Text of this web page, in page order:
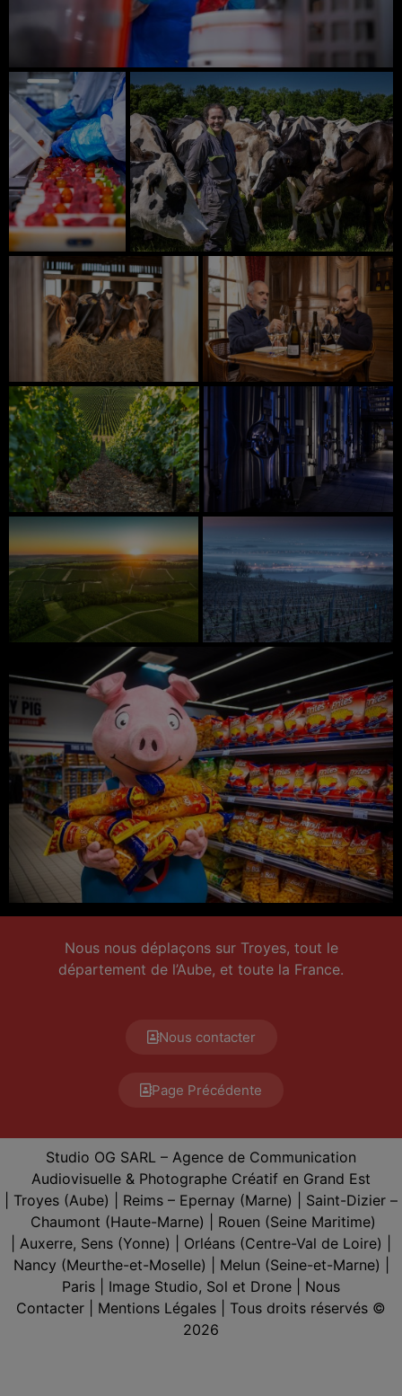
Nous nous déplaçons sur Troyes, tout le
département de l’Aube, et toute la France.
Nous contacter
Page Précédente
Studio OG SARL – Agence de Communication
Audiovisuelle & Photographe Créatif en Grand Est
Troyes (Aube) | Reims – Epernay (Marne) | Saint-Dizier –
Chaumont (Haute-Marne) | Rouen (Seine Maritime)
Auxerre, Sens (Yonne) | Orléans (Centre-Val de Loire) |
Nancy (Meurthe-et-Moselle) | Melun (Seine-et-Marne) |
Paris | Image Studio, Sol et Drone | Nous
Contacter
Mentions Légales | Tous droits réservés ©
2026